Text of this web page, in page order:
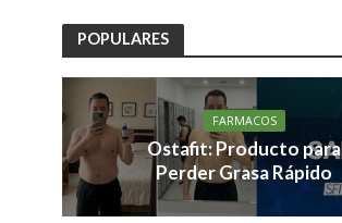
POPULARES
FARMACOS
Ostafit: Producto para
Perder Grasa Rápido